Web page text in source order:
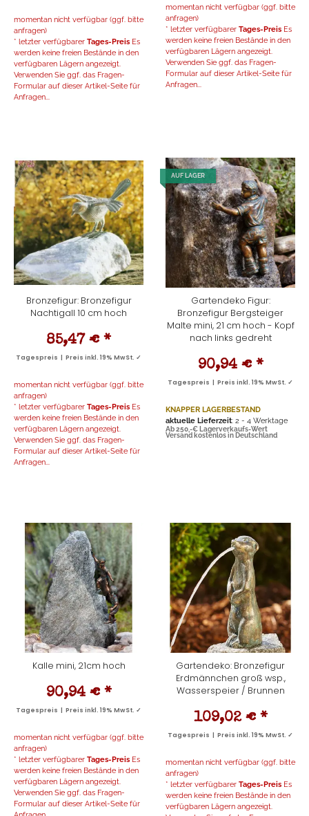
momentan nicht verfügbar (ggf. bitte
anfragen)
* letzter verfügbarer Tages-Preis Es
werden keine freien Bestände in den
verfügbaren Lägern angezeigt.
Verwenden Sie ggf. das Fragen-
Formular auf dieser Artikel-Seite für
Anfragen...
momentan nicht verfügbar (ggf. bitte
anfragen)
* letzter verfügbarer Tages-Preis Es
werden keine freien Bestände in den
verfügbaren Lägern angezeigt.
Verwenden Sie ggf. das Fragen-
Formular auf dieser Artikel-Seite für
Anfragen...
Bronzefigur: Bronzefigur
Nachtigall 10 cm hoch
85,47 € *
Tagespreis | Preis inkl. 19% MwSt. ✓
momentan nicht verfügbar (ggf. bitte
anfragen)
* letzter verfügbarer Tages-Preis Es
werden keine freien Bestände in den
verfügbaren Lägern angezeigt.
Verwenden Sie ggf. das Fragen-
Formular auf dieser Artikel-Seite für
Anfragen...
AUF LAGER
Gartendeko Figur:
Bronzefigur Bergsteiger
Malte mini, 21 cm hoch - Kopf
nach links gedreht
90,94 € *
Tagespreis | Preis inkl. 19% MwSt. ✓
KNAPPER LAGERBESTAND
aktuelle Lieferzeit: 2 - 4 Werktage
Ab 250,-€ Lagerverkaufs-Wert
Versand kostenlos in Deutschland
Kalle mini, 21cm hoch
90,94 € *
Tagespreis | Preis inkl. 19% MwSt. ✓
momentan nicht verfügbar (ggf. bitte
anfragen)
* letzter verfügbarer Tages-Preis Es
werden keine freien Bestände in den
verfügbaren Lägern angezeigt.
Verwenden Sie ggf. das Fragen-
Formular auf dieser Artikel-Seite für
Gartendeko: Bronzefigur
Erdmännchen groß wsp.,
Wasserspeier / Brunnen
109,02 € *
Tagespreis | Preis inkl. 19% MwSt. ✓
momentan nicht verfügbar (ggf. bitte
anfragen)
* letzter verfügbarer Tages-Preis Es
werden keine freien Bestände in den
verfügbaren Lägern angezeigt.